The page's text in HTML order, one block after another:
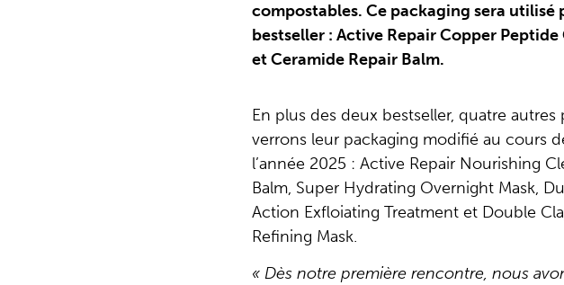
compostables. Ce packaging sera utilisé
bestseller : Active Repair Copper Peptide
et Ceramide Repair Balm.
En plus des deux bestseller, quatre autres
verrons leur packaging modifié au cours
l’année 2025 : Active Repair Nourishing
Balm, Super Hydrating Overnight Mask,
Action Exfloiating Treatment et Double
Refining Mask.
« Dès notre première rencontre, nous